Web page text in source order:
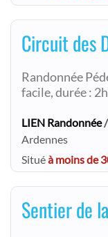
Circuit des
Randonnée
facile, durée :
LIEN Randonnée/
Ardennes
Situéà moins de
Sentier de